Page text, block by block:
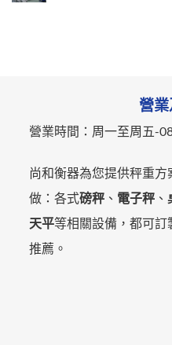
營
營業時間： 周一至周五-
尚和衡器為您提供秤重
做：各式磅秤 、 電子秤 、
天平等相關設備，都可
推薦。